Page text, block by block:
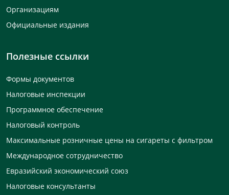
Организациям
Официальные издания
Полезные ссылки
Формы документов
Налоговые инспекции
Программное обеспечение
Налоговый контроль
Максимальные розничные цены на сигареты с фильтром
Международное сотрудничество
Евразийский экономический союз
Налоговые консультанты